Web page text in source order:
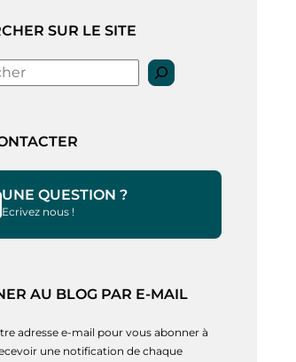
SUR LE SITE
UNE QUESTION ?
Ecrivez nous !
AU BLOG PAR E-MAIL
adresse e-mail pour vous abonner à
une notification de chaque